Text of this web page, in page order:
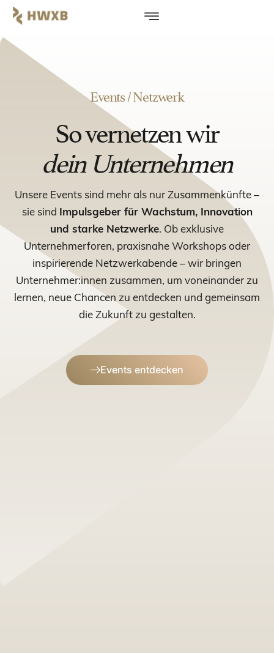
Events / Netzwerk
So vernetzen wir
dein Unternehmen
Unsere Events sind mehr als nur Zusammenkünfte –
sie sind
Impulsgeber für Wachstum, Innovation
und starke Netzwerke. Ob exklusive
Unternehmerforen, praxisnahe Workshops oder
inspirierende Netzwerkabende – wir bringen
Unternehmer:innen zusammen, um voneinander zu
lernen, neue Chancen zu entdecken und gemeinsam
die Zukunft zu gestalten.
Events entdecken